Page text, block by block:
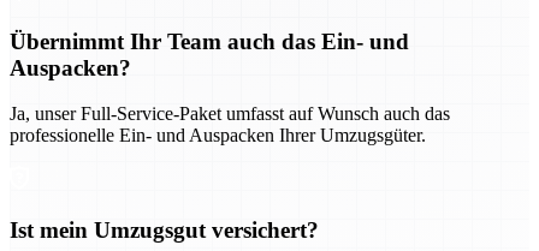
Übernimmt Ihr Team auch das Ein- und
Auspacken?
Ja, unser Full-Service-Paket umfasst auf Wunsch auch das
professionelle Ein- und Auspacken Ihrer Umzugsgüter.
Ist mein Umzugsgut versichert?